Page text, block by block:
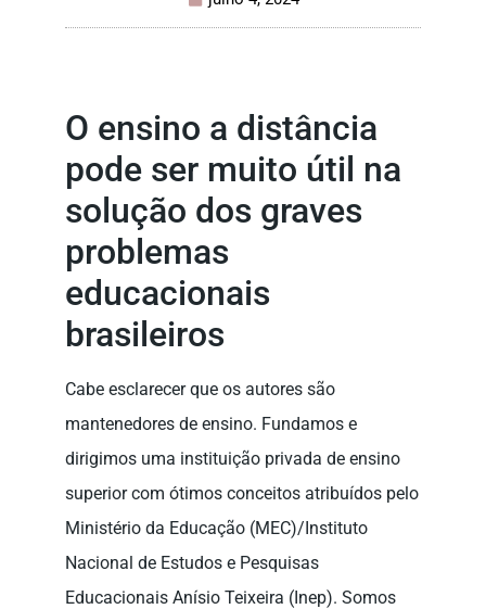
O ensino a distância
pode ser muito útil na
solução dos graves
problemas
educacionais
brasileiros
Cabe esclarecer que os autores são
mantenedores de ensino. Fundamos e
dirigimos uma instituição privada de ensino
superior com ótimos conceitos atribuídos pelo
Ministério da Educação (MEC)/Instituto
Nacional de Estudos e Pesquisas
Educacionais Anísio Teixeira (Inep). Somos